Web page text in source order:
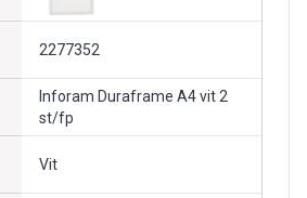
2277352
Inforam Duraframe A4 vit 2
st/fp
Vit